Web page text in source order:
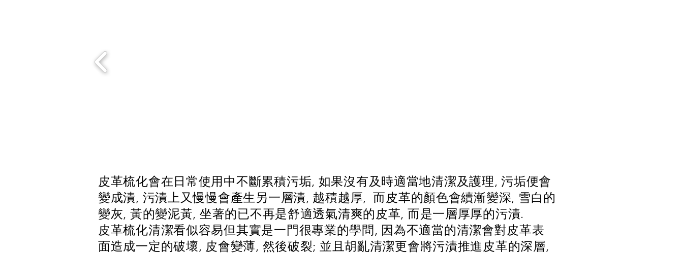
皮革梳化會在日常使用中不斷累積污垢, 如果沒有及時適當地清潔及護理, 污垢便會
變成漬, 污漬上又慢慢會產生另一層漬, 越積越厚, 而皮革的顏色會續漸變深, 雪白的
變灰, 黃的變泥黃, 坐著的已不再是舒適透氣清爽的皮革, 而是一層厚厚的污漬.
皮革梳化清潔看似容易但其實是一門很專業的學問, 因為不適當的清潔會對皮革表
面造成一定的破壞, 皮會變薄, 然後破裂; 並且胡亂清潔更會將污漬推進皮革的深層,